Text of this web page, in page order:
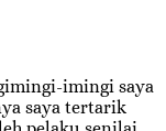
imingi saya
saya tertarik